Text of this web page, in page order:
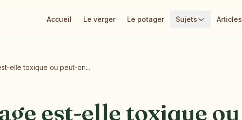
Accueil Le verger Le potager Sujets Articles
elle toxique ou peut-on...
est-elle toxique ou